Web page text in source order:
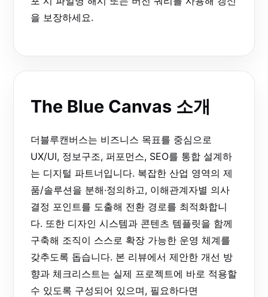
을 보장하세요.
The Blue Canvas 소개
더블루캔버스는 비즈니스 목표를 중심으로
UX/UI, 정보구조, 퍼포먼스, SEO를 통합 설계하
는 디지털 파트너입니다. 복잡한 산업 영역의 제
품/솔루션을 분해·정의하고, 이해관계자별 의사
결정 포인트를 도출해 전환 경로를 최적화합니
다. 또한 디자인 시스템과 콘텐츠 템플릿을 함께
구축해 조직이 스스로 확장 가능한 운영 체계를
갖추도록 돕습니다. 본 리뷰에서 제안한 개선 방
향과 체크리스트는 실제 프로젝트에 바로 적용할
수 있도록 구성되어 있으며, 필요하다면